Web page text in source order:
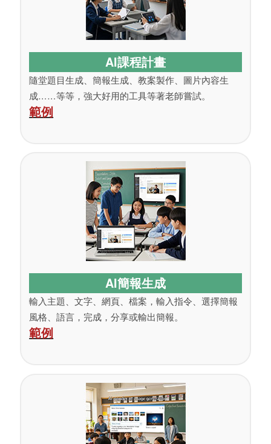
AI課程計畫
隨堂題目生成、簡報生成、教案製作、圖片內容生
成……等等，強大好用的工具等著老師嘗試。
範例
AI簡報生成
輸入主題、文字、網頁、檔案，輸入指令、選擇簡報
風格、語言，完成，分享或輸出簡報。
範例